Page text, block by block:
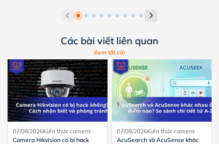
Các bài viết liên quan
Xem tất cả
07/08/2026Kiến thức camera
Camera Hikvision có bị hack
07/08/2026Kiến thức camera
AcuSearch và AcuSense khác